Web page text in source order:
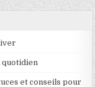
quotidien
et conseils pour